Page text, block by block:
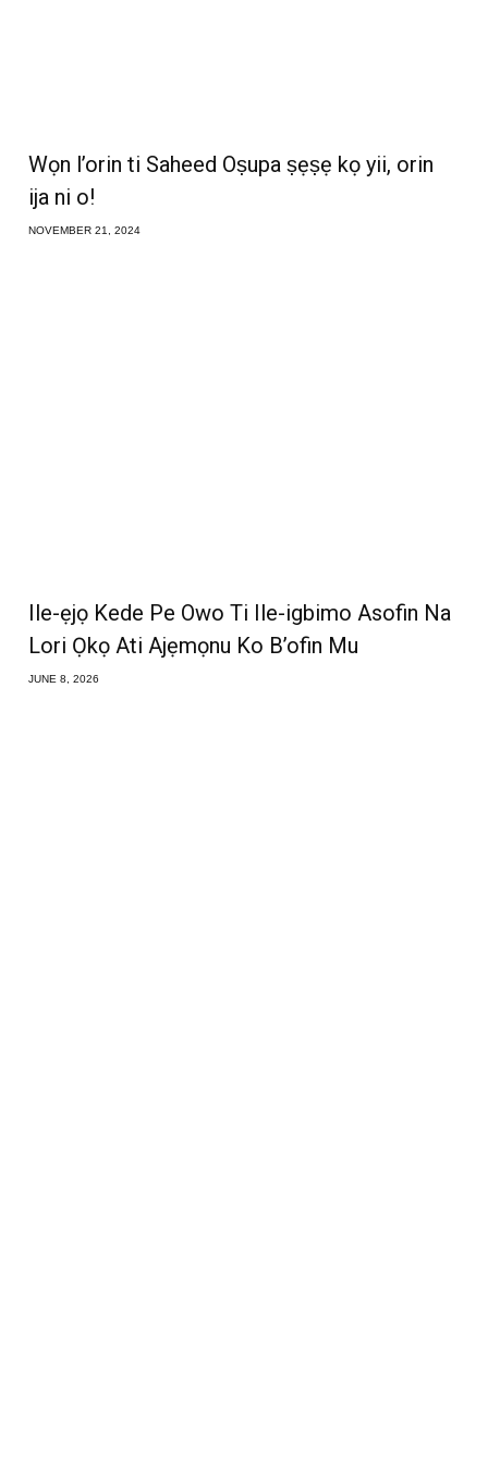
Wọn l’orin ti Saheed Oṣupa ṣẹṣẹ kọ yii, orin
ija ni o!
NOVEMBER 21, 2024
Ile-ẹjọ Kede Pe Owo Ti Ile-igbimo Asofin Na
Lori Ọkọ Ati Ajẹmọnu Ko B’ofin Mu
JUNE 8, 2026